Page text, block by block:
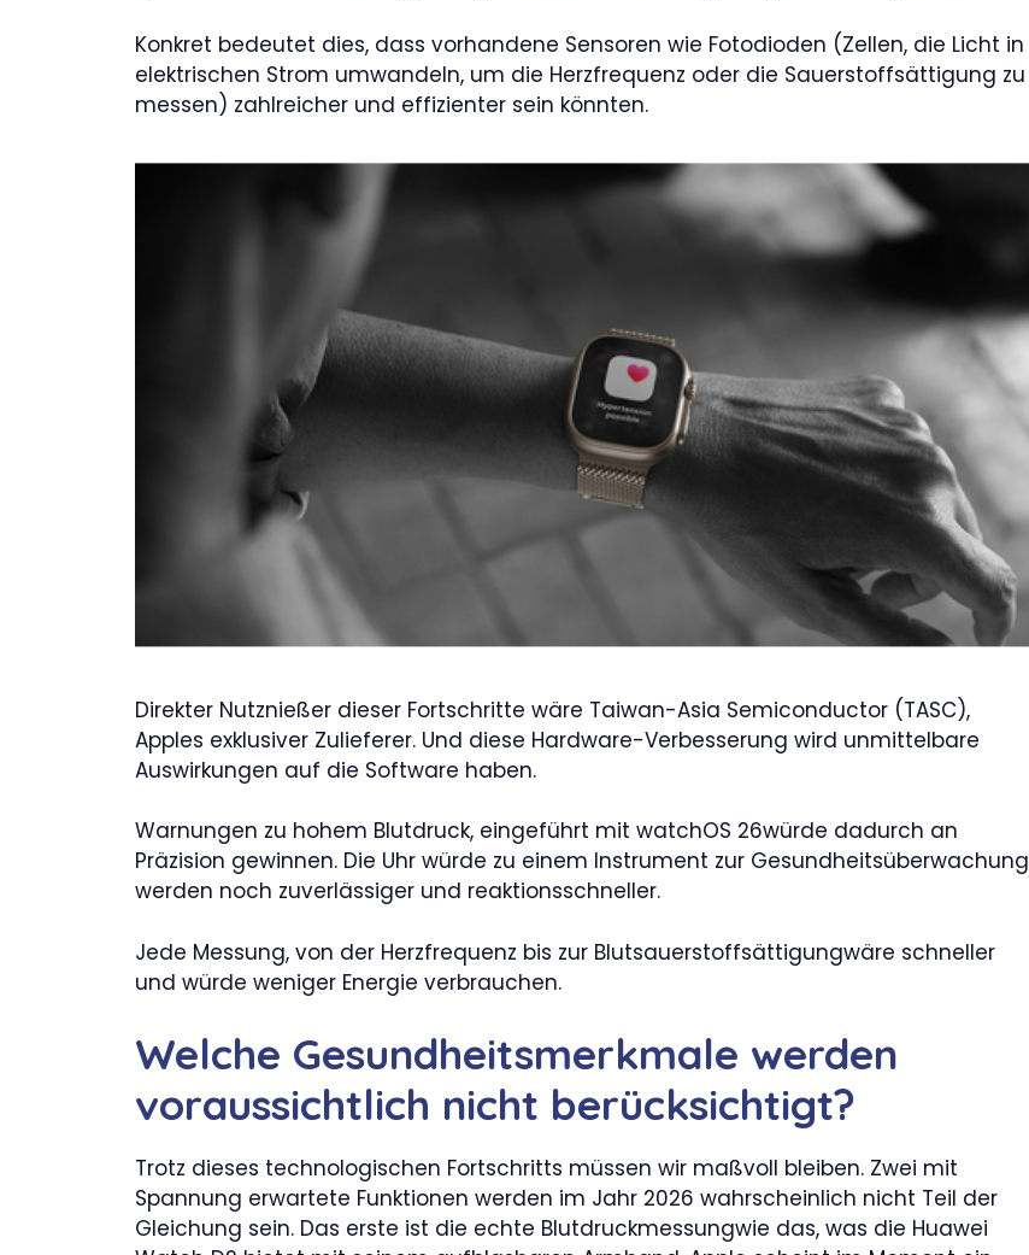
Konkret bedeutet dies, dass vorhandene Sensoren wie Fotodioden (Zellen, die Licht in
elektrischen Strom umwandeln, um die Herzfrequenz oder die Sauerstoffsättigung zu
messen) zahlreicher und effizienter sein könnten.
Direkter Nutznießer dieser Fortschritte wäre Taiwan-Asia Semiconductor (TASC),
Apples exklusiver Zulieferer. Und diese Hardware-Verbesserung wird unmittelbare
Auswirkungen auf die Software haben.
Warnungen zu hohem Blutdruck, eingeführt mit watchOS 26würde dadurch an
Präzision gewinnen. Die Uhr würde zu einem Instrument zur Gesundheitsüberwachung
werden noch zuverlässiger und reaktionsschneller.
Jede Messung, von der Herzfrequenz bis zur Blutsauerstoffsättigungwäre schneller
und würde weniger Energie verbrauchen.
Welche Gesundheitsmerkmale werden
voraussichtlich nicht berücksichtigt?
Trotz dieses technologischen Fortschritts müssen wir maßvoll bleiben. Zwei mit
Spannung erwartete Funktionen werden im Jahr 2026 wahrscheinlich nicht Teil der
Gleichung sein. Das erste ist die echte Blutdruckmessungwie das, was die Huawei